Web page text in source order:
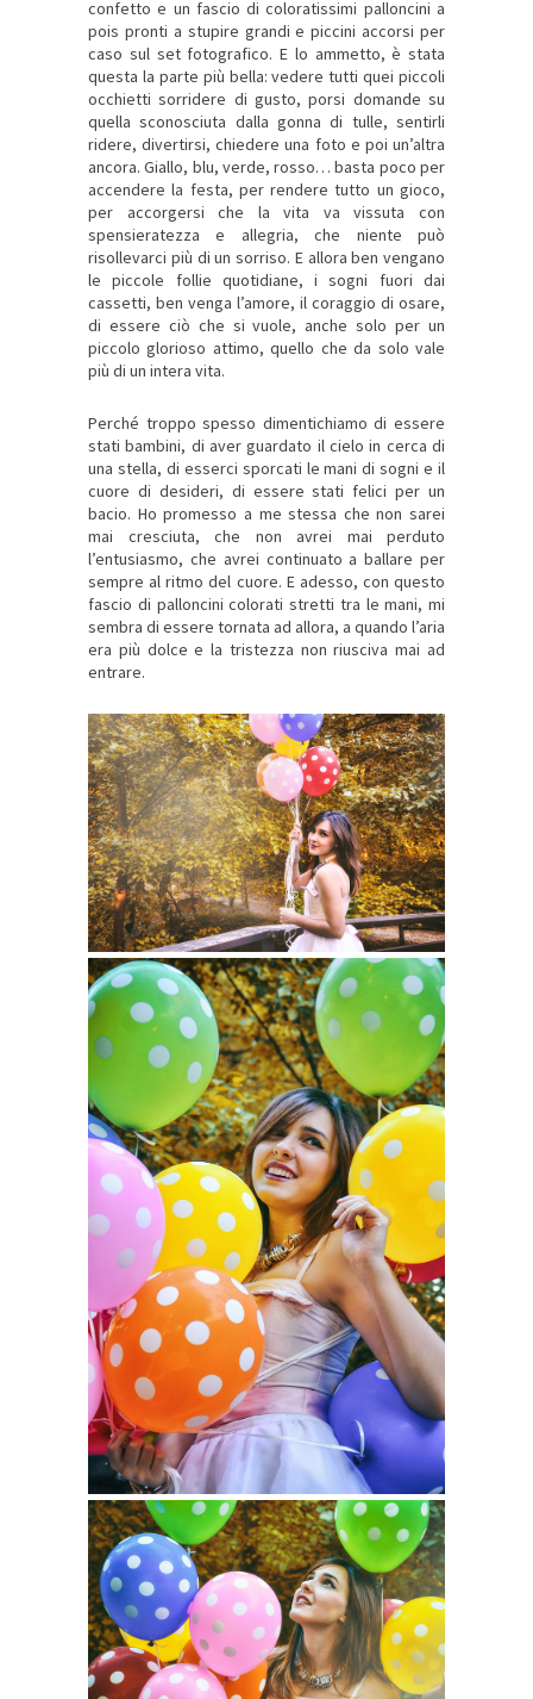
confetto e un fascio di coloratissimi palloncini a
pois pronti a stupire grandi e piccini accorsi per
caso sul set fotografico. E lo ammetto, è stata
questa la parte più bella: vedere tutti quei piccoli
occhietti sorridere di gusto, porsi domande su
quella sconosciuta dalla gonna di tulle, sentirli
ridere, divertirsi, chiedere una foto e poi un’altra
ancora. Giallo, blu, verde, rosso… basta poco per
accendere la festa, per rendere tutto un gioco,
per accorgersi che la vita va vissuta con
spensieratezza e allegria, che niente può
risollevarci più di un sorriso. E allora ben vengano
le piccole follie quotidiane, i sogni fuori dai
cassetti, ben venga l’amore, il coraggio di osare,
di essere ciò che si vuole, anche solo per un
piccolo glorioso attimo, quello che da solo vale
più di un intera vita.
Perché troppo spesso dimentichiamo di essere
stati bambini, di aver guardato il cielo in cerca di
una stella, di esserci sporcati le mani di sogni e il
cuore di desideri, di essere stati felici per un
bacio. Ho promesso a me stessa che non sarei
mai cresciuta, che non avrei mai perduto
l’entusiasmo, che avrei continuato a ballare per
sempre al ritmo del cuore. E adesso, con questo
fascio di palloncini colorati stretti tra le mani, mi
sembra di essere tornata ad allora, a quando l’aria
era più dolce e la tristezza non riusciva mai ad
entrare.